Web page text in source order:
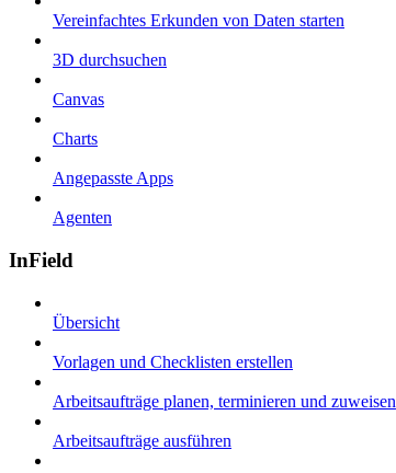
Vereinfachtes Erkunden von Daten starten
3D durchsuchen
Canvas
Charts
Angepasste Apps
Agenten
InField
Übersicht
Vorlagen und Checklisten erstellen
Arbeitsaufträge planen, terminieren und zuweisen
Arbeitsaufträge ausführen